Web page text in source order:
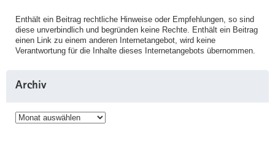
Enthält ein Beitrag rechtliche Hinweise oder Empfehlungen, so sind
diese unverbindlich und begründen keine Rechte. Enthält ein Beitrag
einen Link zu einem anderen Internetangebot, wird keine
Verantwortung für die Inhalte dieses Internetangebots übernommen.
Archiv
Archiv